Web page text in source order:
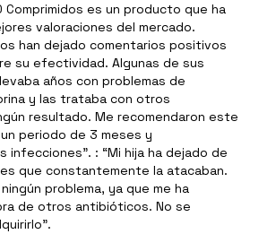
es un producto que ha
valoraciones del mercado.
han dejado comentarios positivos
su efectividad. Algunas de sus
años con problemas de
y las trataba con otros
resultado. Me recomendaron este
periodo de 3 meses y
infecciones”. : “Mi hija ha dejado de
que constantemente la atacaban.
problema, ya que me ha
de otros antibióticos. No se